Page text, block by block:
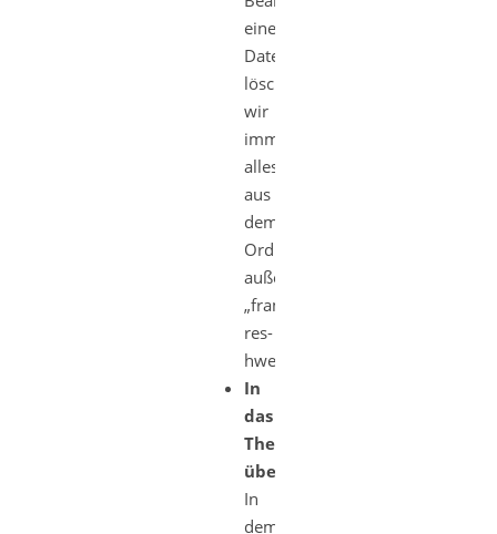
einer
Datei
löschen
wir
immer
alles
aus
dem
Ordner
außer
„framework-
res-
hwext“
In
das
Theme
übernehmen:
In
dem